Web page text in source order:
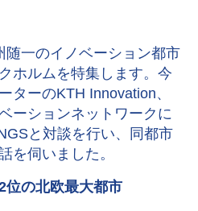
随一のイノベーション都市
ホルムを特集します。今
ターのKTH Innovation、
ーションネットワークに
と対談を行い、同都市
を伺いました。
位の北欧最大都市